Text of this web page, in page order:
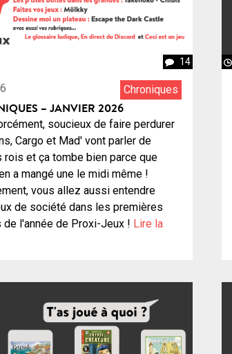
14
Chroniques
– JANVIER 2026
soucieux de faire perdurer
Cargo et Mad' vont parler de
rois et ça tombe bien parce que
a mangé une le midi même !
vous allez aussi entendre
de société dans les premières
de l'année de Proxi-Jeux ! Lire la